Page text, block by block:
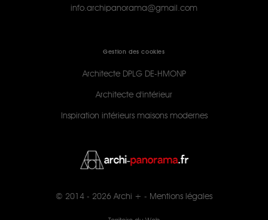
info.archipanorama@gmail.com
Gestion des cookies
Architecte DPLG DE-HMONP
Architecte d'intérieur
Inspiration intérieurs maisons modernes
© 2014 - 2026 Archi + - Mentions légales